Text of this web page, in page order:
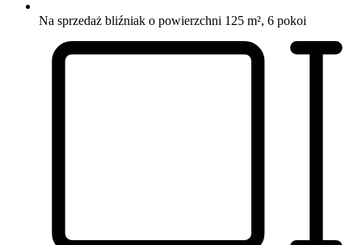
Na sprzedaż bliźniak o powierzchni 125 m², 6 pokoi